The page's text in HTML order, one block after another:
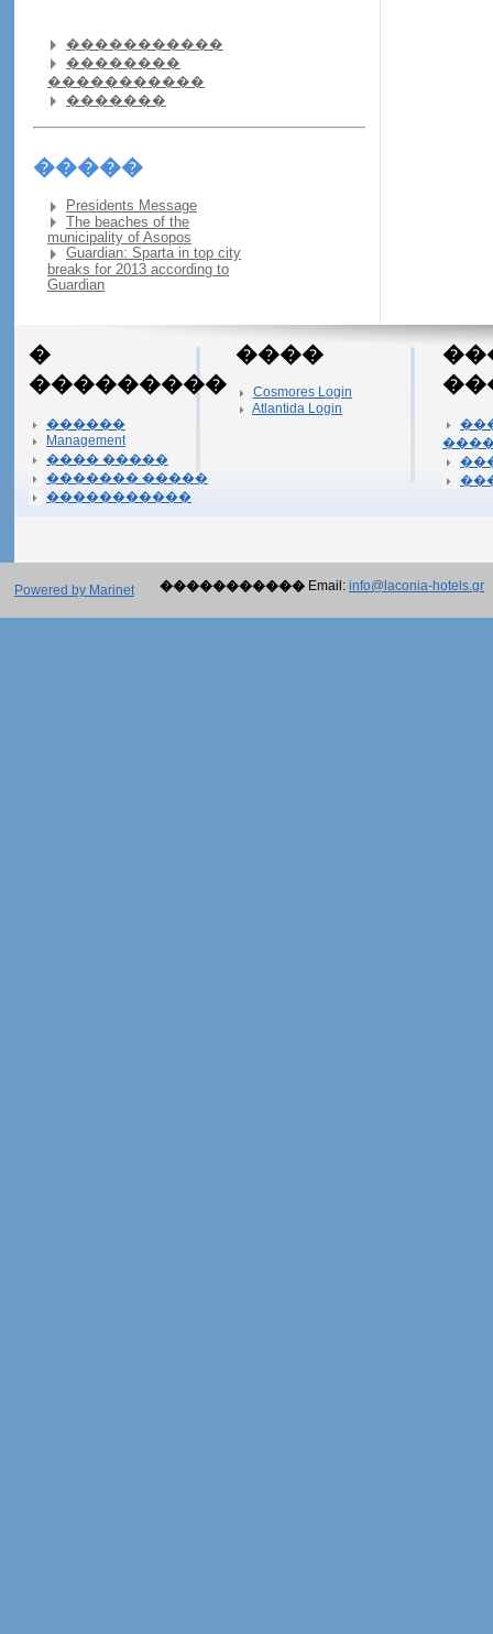
�����������
��������
�����������
�������
�����
Presidents Message
The beaches of the
municipality of Asopos
Guardian: Sparta in top city
breaks for 2013 according to
Guardian
�
���������
������
Management
���� �����
������� �����
�����������
����
Cosmores Login
Atlantida Login
Powered by Marinet ����������� Email: info@laconia-hotels.gr